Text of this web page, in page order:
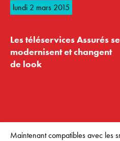
lundi 2 mars 2015
Les téléservices Assurés se
modernisent et changent
de look
Maintenant compatibles avec les